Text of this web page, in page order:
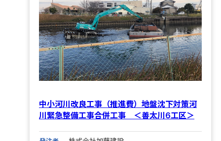
中小河川改良工事（推進費）地盤沈下対策河
川緊急整備工事合併工事 ＜善太川6工区＞